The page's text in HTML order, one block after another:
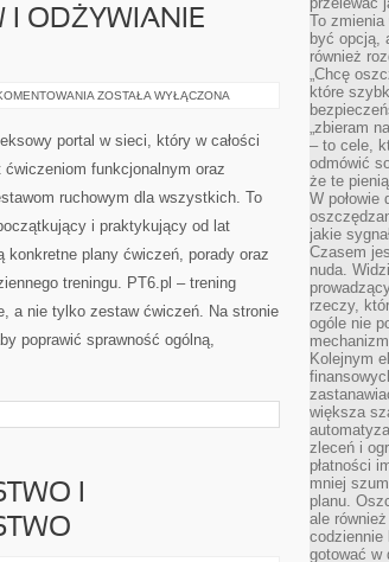
I ODŻYWIANIE
PYTANIA
ODŻYWIANIE
ZOSTAŁA WYŁĄCZONA
portal w sieci, który w całości
funkcjonalnym oraz
ruchowym dla wszystkich. To
i praktykujący od lat
konkretne plany ćwiczeń, porady oraz
treningu. PT6.pl – trening
a nie tylko zestaw ćwiczeń. Na stronie
poprawić sprawność ogólną,
I
To
być opcją,
również
„Chcę
które
„zbieram
– to cele,
odmówić
że te
W połowie
jakie
Czasem
nuda.
rzeczy,
ogóle nie
Kolejnym
większa
zleceń i
płatności
mniej
planu.
ale
codziennie
gotować w